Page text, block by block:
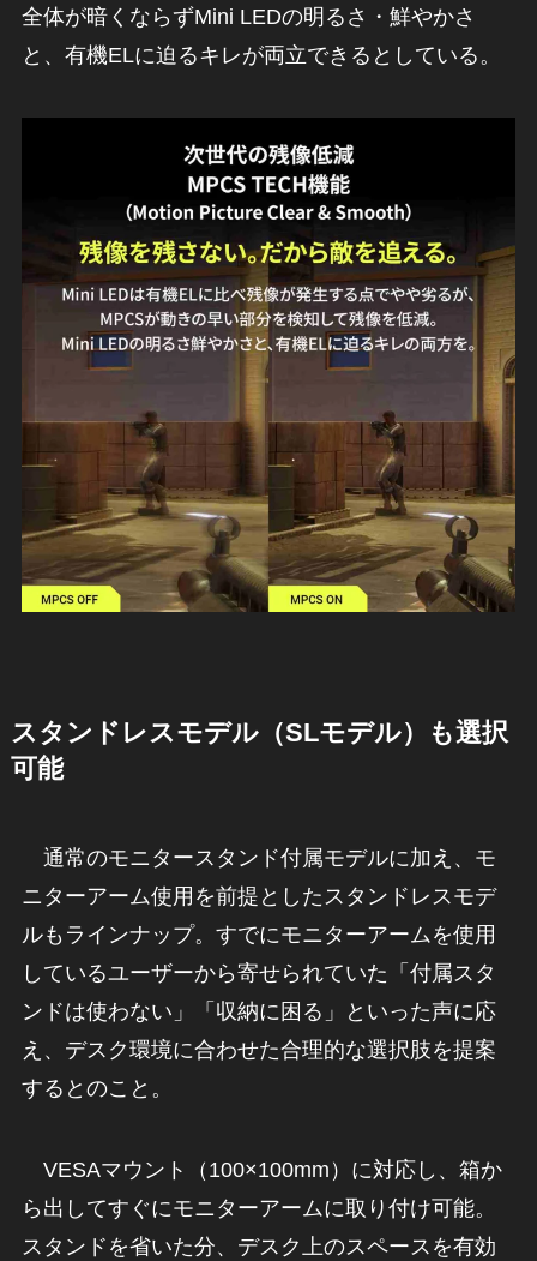
全体が暗くならずMini LEDの明るさ・鮮やかさ
と、有機ELに迫るキレが両立できるとしている。
スタンドレスモデル（SLモデル）も選択
可能
通常のモニタースタンド付属モデルに加え、モ
ニターアーム使用を前提としたスタンドレスモデ
ルもラインナップ。すでにモニターアームを使用
しているユーザーから寄せられていた「付属スタ
ンドは使わない」「収納に困る」といった声に応
え、デスク環境に合わせた合理的な選択肢を提案
するとのこと。
VESAマウント（100×100mm）に対応し、箱か
ら出してすぐにモニターアームに取り付け可能。
スタンドを省いた分、デスク上のスペースを有効